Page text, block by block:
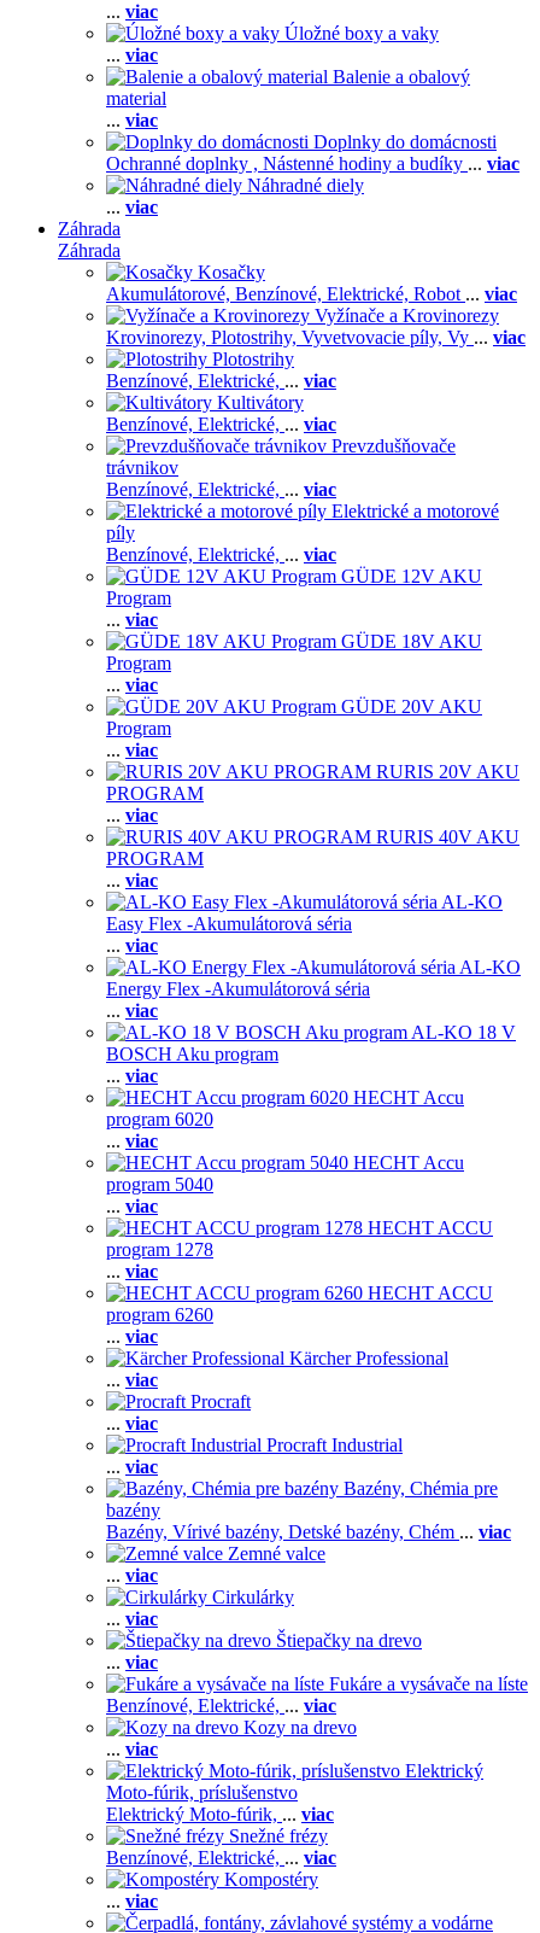
... viac
Úložné boxy a vaky
... viac
Balenie a obalový
material
... viac
Doplnky do domácnosti
Ochranné doplnky , Nástenné hodiny a budíky ... viac
Náhradné diely
... viac
Záhrada
Záhrada
Kosačky
Akumulátorové, Benzínové, Elektrické, Robot ... viac
Vyžínače a Krovinorezy
Krovinorezy, Plotostrihy, Vyvetvovacie píly, Vy ... viac
Plotostrihy
Benzínové, Elektrické, ... viac
Kultivátory
Benzínové, Elektrické, ... viac
Prevzdušňovače
trávnikov
Benzínové, Elektrické, ... viac
Elektrické a motorové
píly
Benzínové, Elektrické, ... viac
GÜDE 12V AKU
Program
... viac
GÜDE 18V AKU
Program
... viac
GÜDE 20V AKU
Program
... viac
RURIS 20V AKU
PROGRAM
... viac
RURIS 40V AKU
PROGRAM
... viac
AL-KO
Easy Flex -Akumulátorová séria
... viac
AL-KO
Energy Flex -Akumulátorová séria
... viac
AL-KO 18 V
BOSCH Aku program
... viac
HECHT Accu
program 6020
... viac
HECHT Accu
program 5040
... viac
HECHT ACCU
program 1278
... viac
HECHT ACCU
program 6260
... viac
Kärcher Professional
... viac
Procraft
... viac
Procraft Industrial
... viac
Bazény, Chémia pre
bazény
Bazény, Vírivé bazény, Detské bazény, Chém ... viac
Zemné valce
... viac
Cirkulárky
... viac
Štiepačky na drevo
... viac
Fukáre a vysávače na líste
Benzínové, Elektrické, ... viac
Kozy na drevo
... viac
Elektrický
Moto-fúrik, príslušenstvo
Elektrický Moto-fúrik, ... viac
Snežné frézy
Benzínové, Elektrické, ... viac
Kompostéry
... viac